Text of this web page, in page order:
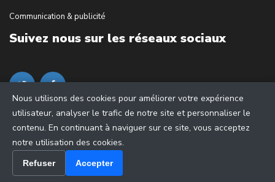
Communication & publicité
Suivez nous sur les réseaux sociaux
© 2018 - cDiscussion.com
Nous utilisons des cookies pour améliorer votre expérience
utilisateur, analyser le trafic de notre site et personnaliser le
contenu. En continuant à naviguer sur ce site, vous acceptez
notre utilisation des cookies.
Refuser Accepter